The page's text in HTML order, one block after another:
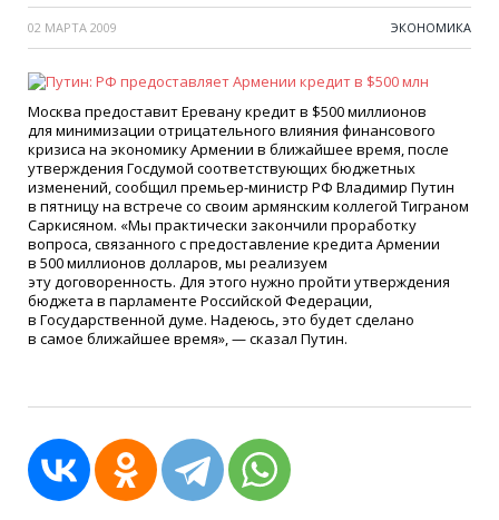
02 МАРТА 2009 ЭКОНОМИКА
Москва предоставит Еревану кредит в $500 миллионов
для минимизации отрицательного влияния финансового
кризиса на экономику Армении в ближайшее время, после
утверждения Госдумой соответствующих бюджетных
изменений, сообщил премьер-министр РФ Владимир Путин
в пятницу на встрече со своим армянским коллегой Тиграном
Саркисяном. «Мы практически закончили проработку
вопроса, связанного с предоставление кредита Армении
в 500 миллионов долларов, мы реализуем
эту договоренность. Для этого нужно пройти утверждения
бюджета в парламенте Российской Федерации,
в Государственной думе. Надеюсь, это будет сделано
в самое ближайшее время», — сказал Путин.